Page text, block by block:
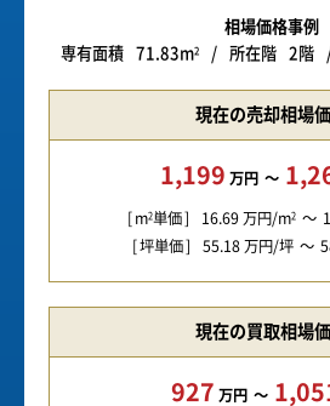
相場価格事例
専有面積
71.83m2 所在階 2階
現在の売却相場
1,199 万円
m2単価 16.69 万円/m2
坪単価 55.18 万円/坪
現在の買取相場
927 万円